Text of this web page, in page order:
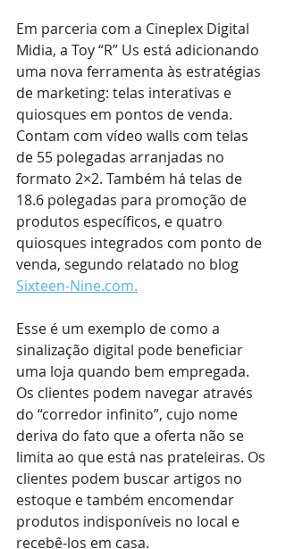
Em parceria com a Cineplex Digital
Midia, a Toy “R” Us está adicionando
uma nova ferramenta às estratégias
de marketing: telas interativas e
quiosques em pontos de venda.
Contam com vídeo walls com telas
de 55 polegadas arranjadas no
formato 2×2. Também há telas de
18.6 polegadas para promoção de
produtos específicos, e quatro
quiosques integrados com ponto de
venda, segundo relatado no blog
Sixteen-Nine.com.
Esse é um exemplo de como a
sinalização digital pode beneficiar
uma loja quando bem empregada.
Os clientes podem navegar através
do “corredor infinito”, cujo nome
deriva do fato que a oferta não se
limita ao que está nas prateleiras. Os
clientes podem buscar artigos no
estoque e também encomendar
produtos indisponíveis no local e
recebê-los em casa.